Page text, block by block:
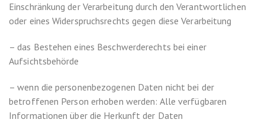
Einschränkung der Verarbeitung durch den Verantwortlichen
oder eines Widerspruchsrechts gegen diese Verarbeitung
– das Bestehen eines Beschwerderechts bei einer
Aufsichtsbehörde
– wenn die personenbezogenen Daten nicht bei der
betroffenen Person erhoben werden: Alle verfügbaren
Informationen über die Herkunft der Daten